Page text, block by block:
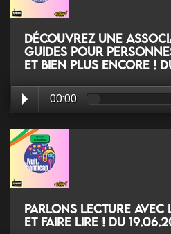
Découvrez une
guides pour
et bien plus encore !
00:00
Parlons lecture avec
et faire lire ! du